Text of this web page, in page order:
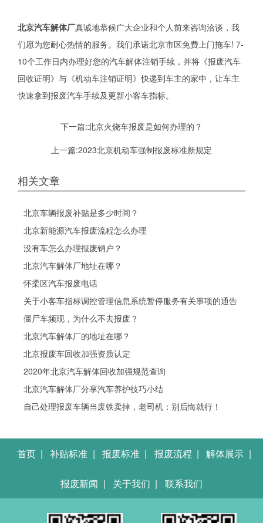
北京汽车解体厂真诚地恭候广大企业和个人前来咨询洽谈，我
们愿为您耐心热情的服务。我们承诺北京市区免费上门拖车! 7-
10个工作日内办理好您的汽车解体注销手续，并将《报废汽车
回收证明》与《机动车注销证明》快递到车主的家中，让车主
快速拿到报废汽车手续及更新小客车指标。
下一篇:北京火烧车报废是如何办理的？
上一篇:2023北京机动车强制报废标准新规定
相关文章
北京车辆报废补贴是多少时间？
北京新能源汽车报废流程怎么办理
没有车怎么办理报废销户？
北京汽车解体厂地址在哪？
怀柔区汽车报废电话
关于小客车指标调控管理信息系统暂停服务有关事项的通告
僵尸车频现，为什么不去报废？
北京汽车解体厂的地址在哪？
北京报废车回收加强资质认定
2020年北京汽车解体回收加强规范查询
北京汽车解体厂分享汽车养护技巧小结
自己处理报废车辆当废铁卖掉，老司机：别后悔就行！
首页 | 补贴标准 | 报废标准 | 报废流程 | 解体展示 |
报废新闻 | 关于我们 | 联系我们